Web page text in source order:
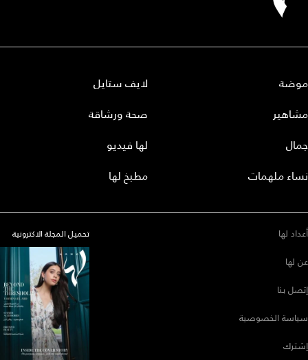
موضة
مشاهير
جمال
نساء ملهمات
لايف ستايل
صحة ورشاقة
لها فيديو
مطبخ لها
أعداد لها
عن لها
إتصل بنا
سياسة الخصوصية
إشترك
تحميل المجلة الاكترونية